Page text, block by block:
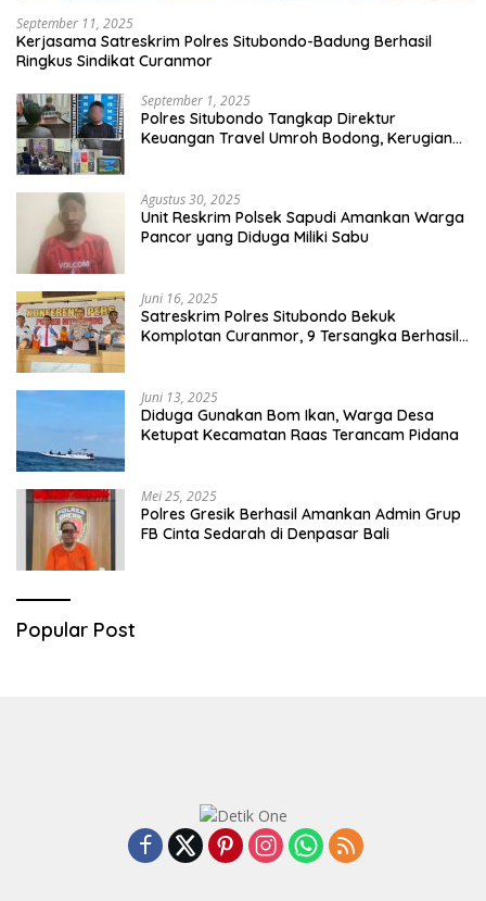
September 11, 2025
Kerjasama Satreskrim Polres Situbondo-Badung Berhasil
Ringkus Sindikat Curanmor
September 1, 2025
Polres Situbondo Tangkap Direktur
Keuangan Travel Umroh Bodong, Kerugian
Agustus 30, 2025
Unit Reskrim Polsek Sapudi Amankan Warga
Pancor yang Diduga Miliki Sabu
Juni 16, 2025
Satreskrim Polres Situbondo Bekuk
Komplotan Curanmor, 9 Tersangka Berhasil
Juni 13, 2025
Diduga Gunakan Bom Ikan, Warga Desa
Ketupat Kecamatan Raas Terancam Pidana
Mei 25, 2025
Polres Gresik Berhasil Amankan Admin Grup
FB Cinta Sedarah di Denpasar Bali
Popular Post